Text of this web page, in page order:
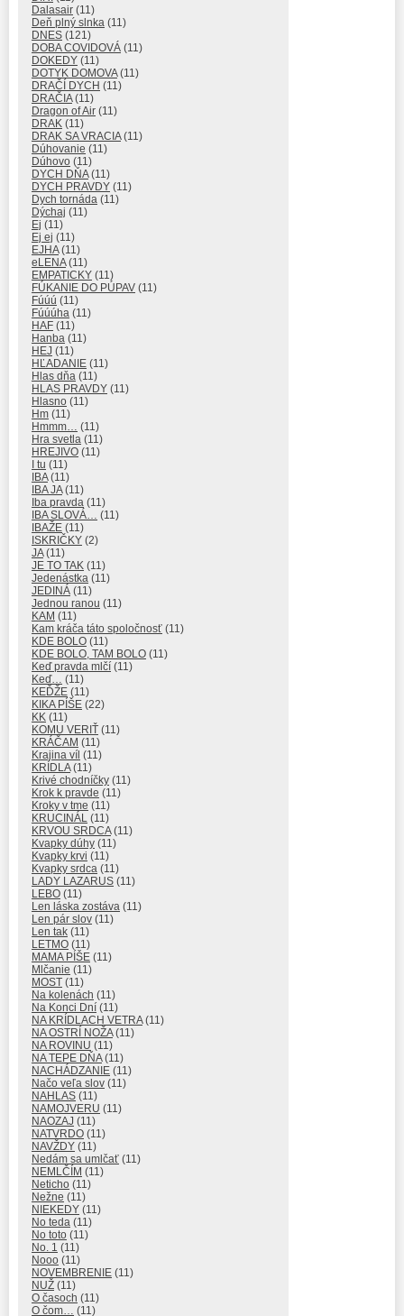
Dalasair (11)
Deň plný slnka (11)
DNES (121)
DOBA COVIDOVÁ (11)
DOKEDY (11)
DOTYK DOMOVA(11)
DRAČÍ DYCH (11)
DRAČIA(11)
Dragon of Air (11)
DRAK (11)
DRAK SA VRACIA(11)
Dúhovanie (11)
Dúhovo (11)
DYCH DŇA(11)
DYCH PRAVDY (11)
Dych tornáda (11)
Dýchaj (11)
Ej (11)
Ej ej (11)
EJHA(11)
eLENA(11)
EMPATICKY (11)
FÚKANIE DO PÚPAV (11)
Fúúú (11)
Fúúúha (11)
HAF (11)
Hanba (11)
HEJ (11)
HĽADANIE (11)
Hlas dňa (11)
HLAS PRAVDY (11)
Hlasno (11)
Hm (11)
Hmmm…
(11)
Hra svetla (11)
HREJIVO (11)
I tu (11)
IBA(11)
IBA JA(11)
Iba pravda (11)
IBA SLOVÁ…
(11)
IBAŽE (11)
ISKRIČKY (2)
JA(11)
JE TO TAK (11)
Jedenástka (11)
JEDINÁ (11)
Jednou ranou (11)
KAM (11)
Kam kráča táto spoločnosť (11)
KDE BOLO (11)
KDE BOLO, TAM BOLO (11)
Keď pravda mlčí (11)
Keď…
(11)
KEĎŽE (11)
KIKA PÍŠE (22)
KK (11)
KOMU VERIŤ (11)
KRÁČAM (11)
Krajina víl (11)
KRÍDLA(11)
Krivé chodníčky (11)
Krok k pravde (11)
Kroky v tme (11)
KRUCINÁL (11)
KRVOU SRDCA(11)
Kvapky dúhy (11)
Kvapky krvi (11)
Kvapky srdca (11)
LADY LAZARUS (11)
LEBO (11)
Len láska zostáva (11)
Len pár slov (11)
Len tak (11)
LETMO (11)
MAMA PÍŠE (11)
Mlčanie (11)
MOST (11)
Na kolenách (11)
Na Konci Dní (11)
NA KRÍDLACH VETRA(11)
NA OSTRÍ NOŽA(11)
NA ROVINU (11)
NA TEPE DŇA(11)
NACHÁDZANIE (11)
Načo veľa slov (11)
NAHLAS (11)
NAMOJVERU (11)
NAOZAJ (11)
NATVRDO (11)
NAVŽDY (11)
Nedám sa umlčať (11)
NEMLČÍM (11)
Neticho (11)
Nežne (11)
NIEKEDY (11)
No teda (11)
No toto (11)
No. 1 (11)
Nooo (11)
NOVEMBRENIE (11)
NUŽ (11)
O časoch (11)
O čom…
(11)